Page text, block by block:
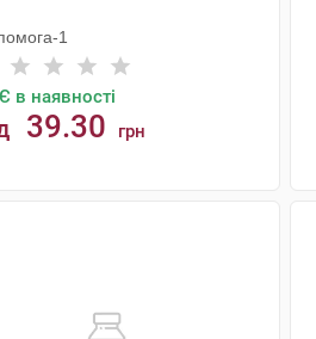
1
Є в наявності
39.30 грн